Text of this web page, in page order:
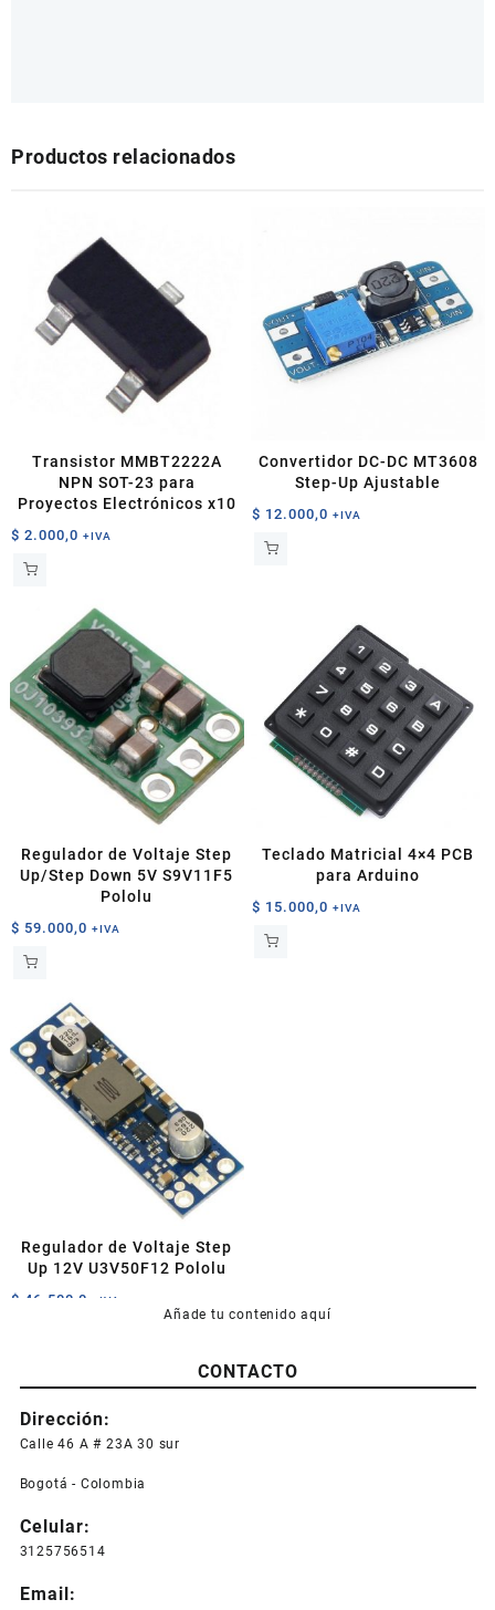
Productos relacionados
Transistor MMBT2222A
NPN SOT-23 para
Proyectos Electrónicos x10
$ 2.000,0 +IVA
Convertidor DC-DC MT3608
Step-Up Ajustable
$ 12.000,0 +IVA
Regulador de Voltaje Step
Up/Step Down 5V S9V11F5
Pololu
$ 59.000,0 +IVA
Teclado Matricial 4×4 PCB
para Arduino
$ 15.000,0 +IVA
Regulador de Voltaje Step
Up 12V U3V50F12 Pololu
$ 46.500,0 +IVA
Añade tu contenido aquí
CONTACTO
Dirección:
Calle 46 A # 23A 30 sur
Bogotá - Colombia
Celular:
3125756514
Email: